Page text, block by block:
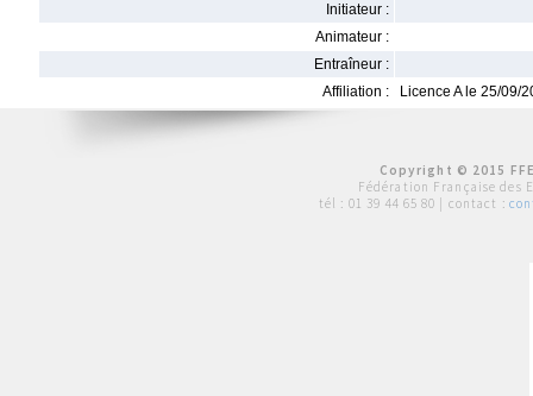
Initiateur :
Animateur :
Entraîneur :
Affiliation :
Licence A le 25/09/
Copyright © 2015
Fédération Française des
tél : 01 39 44 65 80 | contact :